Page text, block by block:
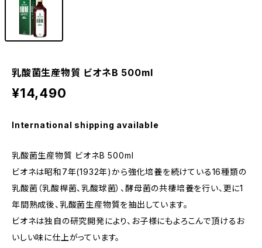
乳酸菌生産物質 ビオネB 500ml
¥14,490
International shipping available
乳酸菌生産物質 ビオネB 500ml
ビオネは昭和7年(1932年)から強化培養を続けている16種類の
乳酸菌（乳酸桿菌、乳酸球菌）、酵母菌の共棲培養を行い、更に1
年間熟成後、乳酸菌生産物質を抽出しています。
ビオネは独自の研究開発により、お子様にもよろこんで頂けるお
いしい味に仕上がっています。